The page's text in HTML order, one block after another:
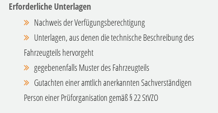
Erforderliche Unterlagen
Nachweis der Verfügungsberechtigung
Unterlagen, aus denen die technische Beschreibung des
Fahrzeugteils hervorgeht
gegebenenfalls Muster des Fahrzeugteils
Gutachten einer amtlich anerkannten Sachverständigen
Person einer Prüforganisation gemäß § 22 StVZO